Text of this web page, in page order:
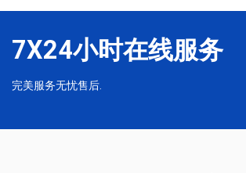
7X24小时在线服务
完美服务无忧售后.